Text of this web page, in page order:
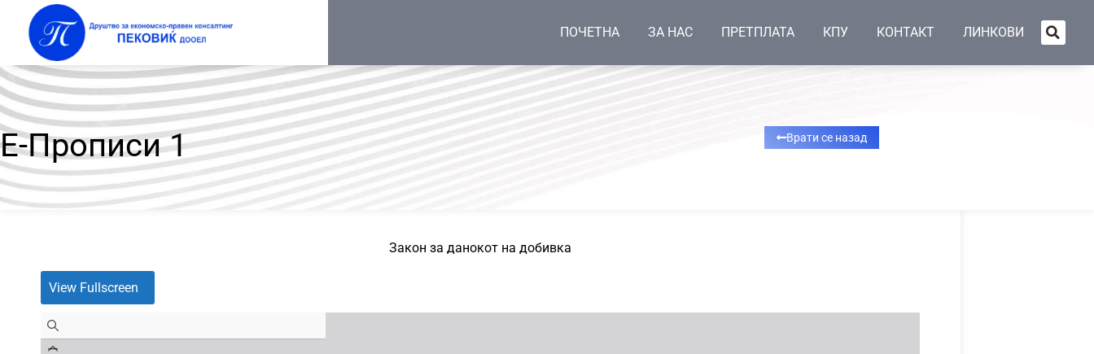
ПОЧЕТНА ЗА НАС ПРЕТПЛАТА КПУ КОНТАКТ ЛИНКОВИ
Е-Прописи 1 Врати се назад
Закон за данокот на добивка
View Fullscreen